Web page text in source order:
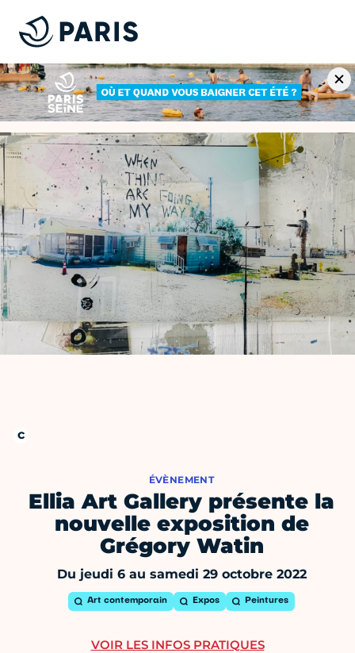
ÉVÈNEMENT
Ellia Art Gallery présente la
nouvelle exposition de
Grégory Watin
Du jeudi 6 au samedi 29 octobre 2022
Art contemporain Expos Peintures
VOIR LES INFOS PRATIQUES